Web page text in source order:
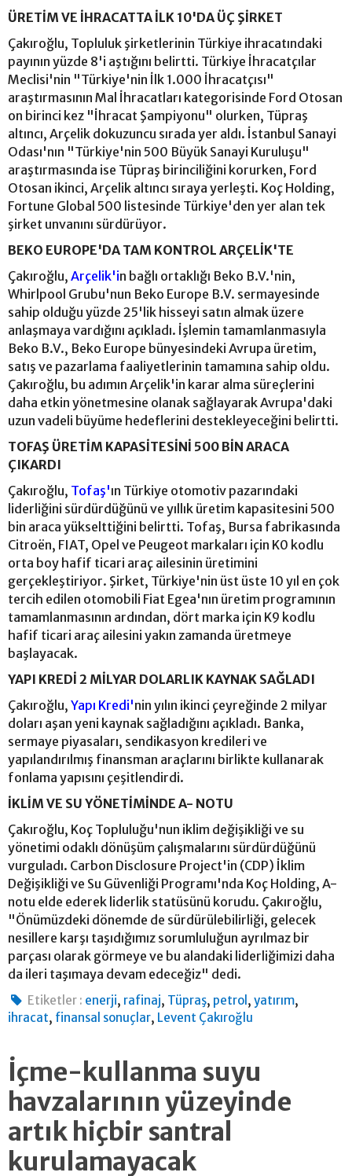
ÜRETİM VE İHRACATTA İLK 10'DA ÜÇ ŞİRKET
Çakıroğlu, Topluluk şirketlerinin Türkiye ihracatındaki
payının yüzde 8'i aştığını belirtti. Türkiye İhracatçılar
Meclisi'nin "Türkiye'nin İlk 1.000 İhracatçısı"
araştırmasının Mal İhracatları kategorisinde Ford Otosan
on birinci kez "İhracat Şampiyonu" olurken, Tüpraş
altıncı, Arçelik dokuzuncu sırada yer aldı. İstanbul Sanayi
Odası'nın "Türkiye'nin 500 Büyük Sanayi Kuruluşu"
araştırmasında ise Tüpraş birinciliğini korurken, Ford
Otosan ikinci, Arçelik altıncı sıraya yerleşti. Koç Holding,
Fortune Global 500 listesinde Türkiye'den yer alan tek
şirket unvanını sürdürüyor.
BEKO EUROPE'DA TAM KONTROL ARÇELİK'TE
Çakıroğlu, Arçelik'in bağlı ortaklığı Beko B.V.'nin,
Whirlpool Grubu'nun Beko Europe B.V. sermayesinde
sahip olduğu yüzde 25'lik hisseyi satın almak üzere
anlaşmaya vardığını açıkladı. İşlemin tamamlanmasıyla
Beko B.V., Beko Europe bünyesindeki Avrupa üretim,
satış ve pazarlama faaliyetlerinin tamamına sahip oldu.
Çakıroğlu, bu adımın Arçelik'in karar alma süreçlerini
daha etkin yönetmesine olanak sağlayarak Avrupa'daki
uzun vadeli büyüme hedeflerini destekleyeceğini belirtti.
TOFAŞ ÜRETİM KAPASİTESİNİ 500 BİN ARACA
ÇIKARDI
Çakıroğlu, Tofaş'ın Türkiye otomotiv pazarındaki
liderliğini sürdürdüğünü ve yıllık üretim kapasitesini 500
bin araca yükselttiğini belirtti. Tofaş, Bursa fabrikasında
Citroën, FIAT, Opel ve Peugeot markaları için K0 kodlu
orta boy hafif ticari araç ailesinin üretimini
gerçekleştiriyor. Şirket, Türkiye'nin üst üste 10 yıl en çok
tercih edilen otomobili Fiat Egea'nın üretim programının
tamamlanmasının ardından, dört marka için K9 kodlu
hafif ticari araç ailesini yakın zamanda üretmeye
başlayacak.
YAPI KREDİ 2 MİLYAR DOLARLIK KAYNAK SAĞLADI
Çakıroğlu, Yapı Kredi'nin yılın ikinci çeyreğinde 2 milyar
doları aşan yeni kaynak sağladığını açıkladı. Banka,
sermaye piyasaları, sendikasyon kredileri ve
yapılandırılmış finansman araçlarını birlikte kullanarak
fonlama yapısını çeşitlendirdi.
İKLİM VE SU YÖNETİMİNDE A- NOTU
Çakıroğlu, Koç Topluluğu'nun iklim değişikliği ve su
yönetimi odaklı dönüşüm çalışmalarını sürdürdüğünü
vurguladı. Carbon Disclosure Project'in (CDP) İklim
Değişikliği ve Su Güvenliği Programı'nda Koç Holding, A-
notu elde ederek liderlik statüsünü korudu. Çakıroğlu,
"Önümüzdeki dönemde de sürdürülebilirliği, gelecek
nesillere karşı taşıdığımız sorumluluğun ayrılmaz bir
parçası olarak görmeye ve bu alandaki liderliğimizi daha
da ileri taşımaya devam edeceğiz" dedi.
Etiketler : enerji, rafinaj, Tüpraş, petrol ,yatırım,
ihracat, finansal sonuçlar, Levent Çakıroğlu
İçme-kullanma suyu
havzalarının yüzeyinde
artık hiçbir santral
kurulamayacak